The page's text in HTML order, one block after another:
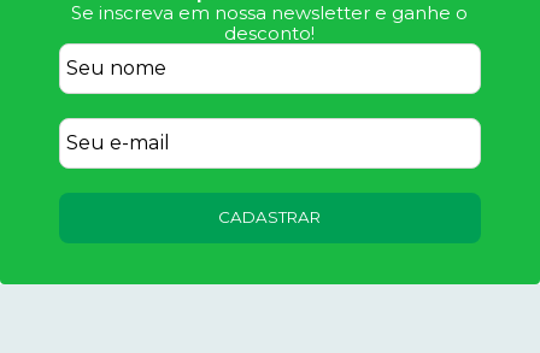
Se inscreva em nossa newsletter e ganhe o
desconto!
CADASTRAR